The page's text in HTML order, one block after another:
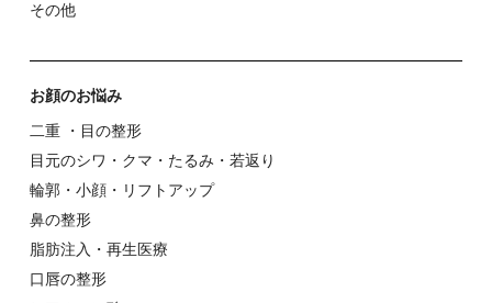
その他
お顔のお悩み
⼆重 ・⽬の整形
⽬元のシワ・クマ・たるみ・若返り
輪郭・⼩顔・リフトアップ
⿐の整形
脂肪注入・再生医療
⼝唇の整形